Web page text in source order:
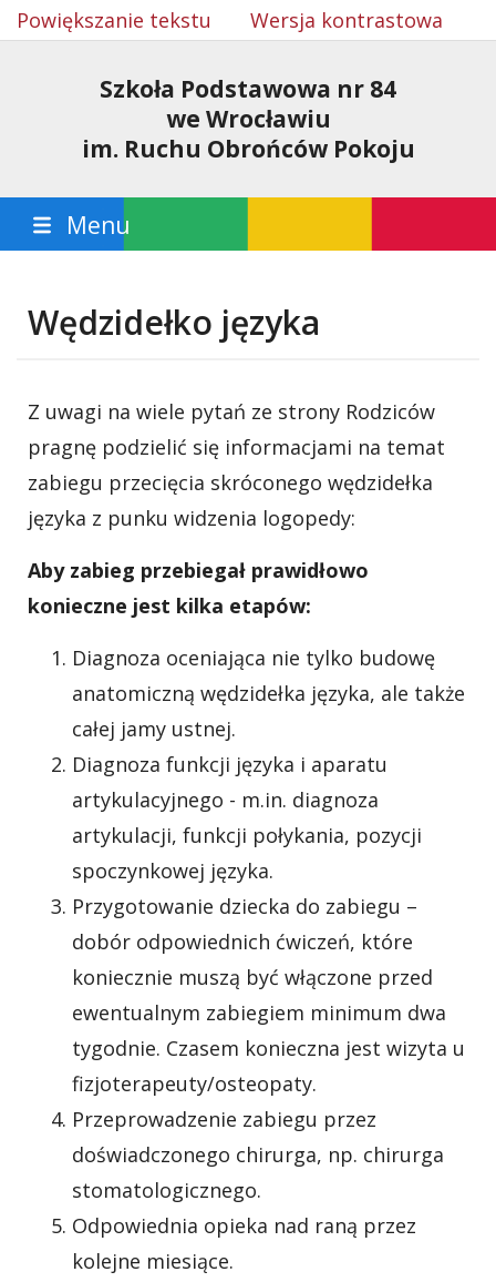
Powiększanie tekstu Wersja kontrastowa
Szkoła Podstawowa nr 84
we Wrocławiu
im. Ruchu Obrońców Pokoju
Menu
Wędzidełko języka
Z uwagi na wiele pytań ze strony Rodziców
pragnę podzielić się informacjami na temat
zabiegu przecięcia skróconego wędzidełka
języka z punku widzenia logopedy:
Aby zabieg przebiegał prawidłowo
konieczne jest kilka etapów:
Diagnoza oceniająca nie tylko budowę
anatomiczną wędzidełka języka, ale także
całej jamy ustnej.
Diagnoza funkcji języka i aparatu
artykulacyjnego - m.in. diagnoza
artykulacji, funkcji połykania, pozycji
spoczynkowej języka.
Przygotowanie dziecka do zabiegu –
dobór odpowiednich ćwiczeń, które
koniecznie muszą być włączone przed
ewentualnym zabiegiem minimum dwa
tygodnie. Czasem konieczna jest wizyta u
fizjoterapeuty/osteopaty.
Przeprowadzenie zabiegu przez
doświadczonego chirurga, np. chirurga
stomatologicznego.
Odpowiednia opieka nad raną przez
kolejne miesiące.